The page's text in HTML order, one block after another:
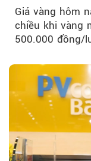
Giá vàng hôm
chiều khi vàng
500.000 đồng/
thương hiệu.